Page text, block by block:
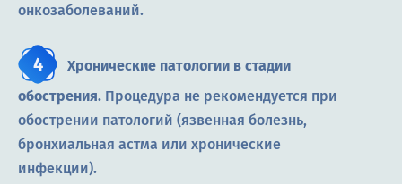
онкозаболеваний.
Хронические патологии в стадии
обострения. Процедура не рекомендуется при
обострении патологий (язвенная болезнь,
бронхиальная астма или хронические
инфекции).